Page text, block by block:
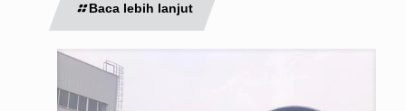
Baca lebih lanjut